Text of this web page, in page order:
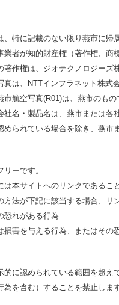
特に記載のない限り燕市に帰
者が知的財産権（著作権、商
作権は、ジオテクノロジーズ
は、NTTインフラネット株式
航空写真(R01)は、燕市のもの
名・製品名は、燕市または各
られている場合を除き、燕市
ーです。
本サイトへのリンクであるこ
法が下記に該当する場合、リ
恐れがある行為
害を与える行為、またはその
に認められている範囲を超
為を含む）することを禁止し